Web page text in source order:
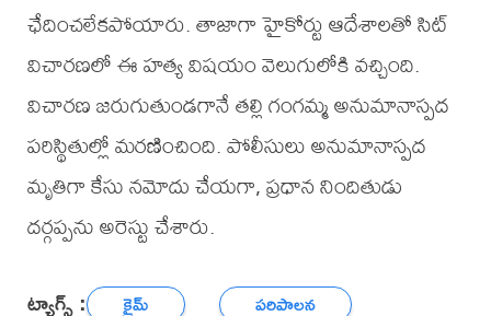
ఛేదించలేకపోయారు. తాజాగా హైకోర్టు ఆదేశాలతో సిట్
విచారణలో ఈ హత్య విషయం వెలుగులోకి వచ్చింది.
విచారణ జరుగుతుండగానే తల్లి గంగమ్మ అనుమానాస్పద
పరిస్థితుల్లో మరణించింది. పోలీసులు అనుమానాస్పద
మృతిగా కేసు నమోదు చేయగా, ప్రధాన నిందితుడు
దర్గప్పను అరెస్టు చేశారు.
ట్యాగ్స్ : క్రైమ్ పరిపాలన